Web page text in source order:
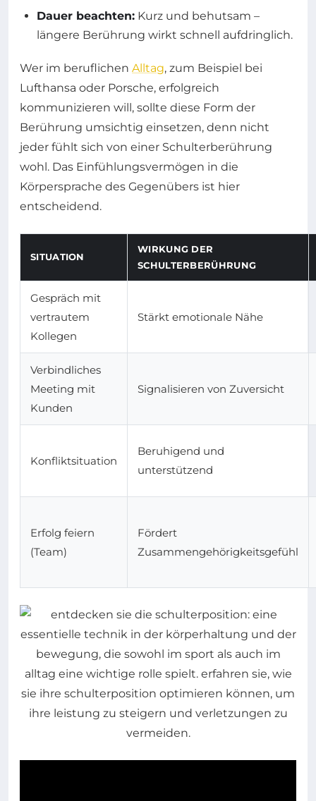
Dauer beachten: Kurz und behutsam –
längere Berührung wirkt schnell aufdringlich.
Wer im beruflichen Alltag, zum Beispiel bei
Lufthansa oder Porsche, erfolgreich
kommunizieren will, sollte diese Form der
Berührung umsichtig einsetzen, denn nicht
jeder fühlt sich von einer Schulterberührung
wohl. Das Einfühlungsvermögen in die
Körpersprache des Gegenübers ist hier
entscheidend.
SITUATION
WIRKUNG DER
SCHULTERBERÜHRUNG
Gespräch mit
vertrautem
Kollegen
Stärkt emotionale Nähe
Verbindliches
Meeting mit
Kunden
Signalisieren von Zuversicht
Konfliktsituation
Beruhigend und
unterstützend
Erfolg feiern
(Team)
Fördert
Zusammengehörigkeitsgefühl